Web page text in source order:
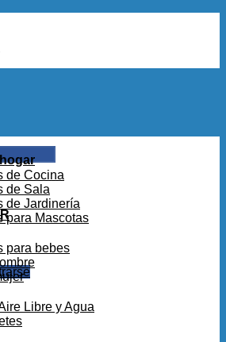
de Cocina
de Sala
de Jardinería
para Mascotas
para bebes
Libre y Agua